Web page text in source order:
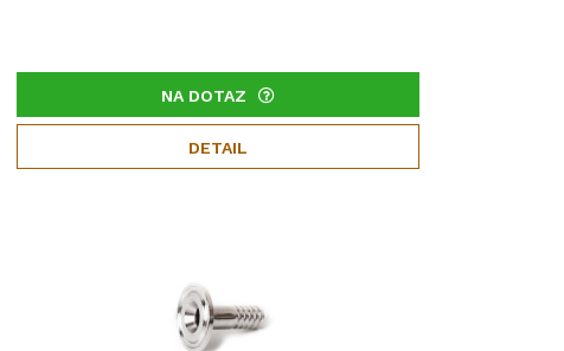
NA DOTAZ
DETAIL